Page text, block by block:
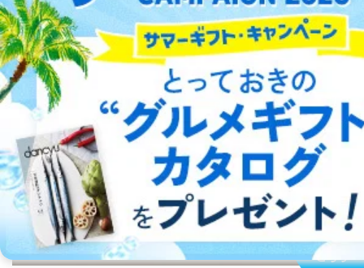
B.開示等の対応に際して、以下記載の項目のうち2項目
以上での本人確認を実施させていただきます。
商品を購入された個人のお客様：氏名、住所、電話番
号、顧客番号、メールアドレス
商品を購入された法人のお客様：氏名、会社名、部署
名、会社住所、電話番号、顧客番号、メールアドレス
採用に応募された方：氏名、住所、所属学校（会社）
名
お取引先様：会社名、部署名、氏名、住所
株主様：氏名、住所、（会社名）
C.代理人様による開示等のご請求
開示等のご請求をすることについて代理人に委任する場
合は、前項の書類に加えて、下記書類をご同封くださ
い。
委任状
ご注文は
こちら
デジタル雑誌をご利用なら
最新号〜バックナンバーまで7000冊以上の雑誌（電子
書籍）が無料で読み放題！
タダ読みサービスを楽しもう！
DOWNLOAD FOR IOS
DOWNLOAD FOR ANDROID
ご利用方法はこちら